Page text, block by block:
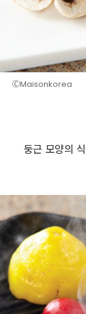
ⒸMaisonkorea
둥근 모양의